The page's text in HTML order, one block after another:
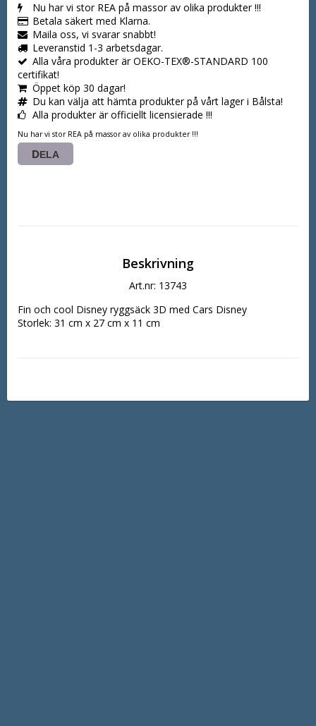
Nu har vi stor REA på massor av olika produkter !!!
Betala säkert med Klarna.
Maila oss, vi svarar snabbt!
Leveranstid 1-3 arbetsdagar.
Alla våra produkter är OEKO-TEX®-STANDARD 100
certifikat!
Öppet köp 30 dagar!
Du kan välja att hämta produkter på vårt lager i Bålsta!
Alla produkter är officiellt licensierade !!!
Nu har vi stor REA på massor av olika produkter !!!
DELA
Beskrivning
Art.nr: 13743
Fin och cool Disney ryggsäck 3D med Cars Disney
Storlek: 31 cm x 27 cm x 11 cm